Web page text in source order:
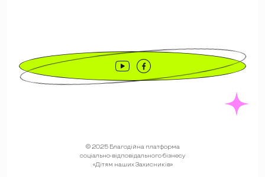
© 2025 Благодійна платформа
cоціально-відповідального бізнесу
«Дітям наших Захисників»